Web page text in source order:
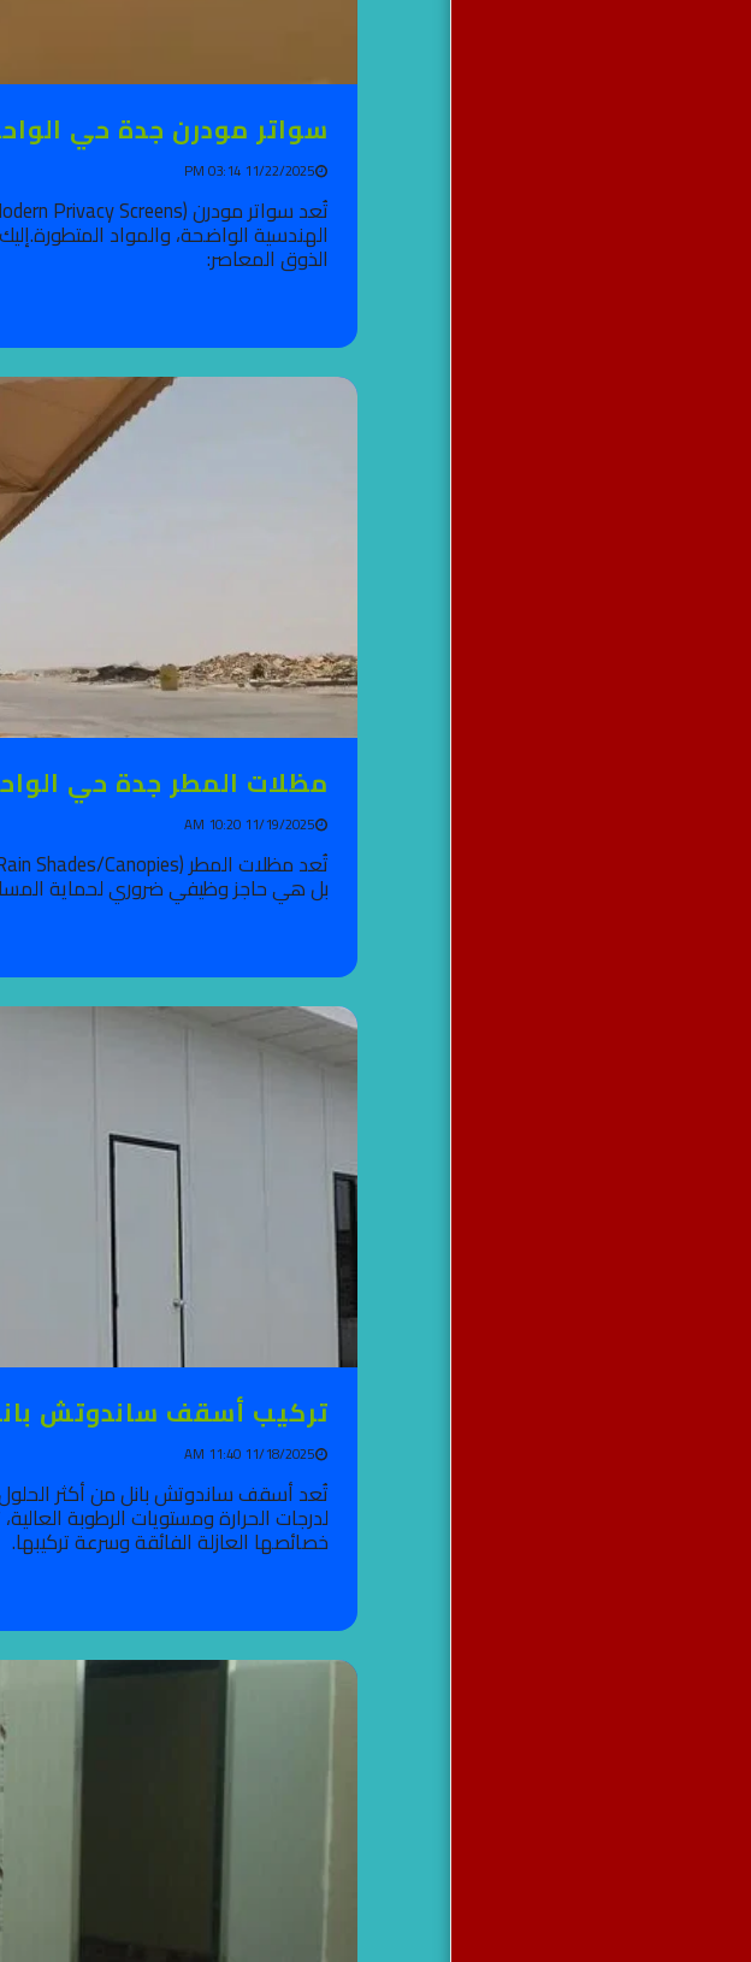
سواتر مودرن جدة حي الواحة :
11/22/2025 03:14 PM
الهندسية الواضحة، والمواد
الذوق المعاصر:
مظلات المطر جدة حي الواحة :
11/19/2025 10:20 AM
بل هي حاجز وظيفي ضروري لحماية
تركيب أسقف ساندوتش بانل
11/18/2025 11:40 AM
تُعد أسقف ساندوتش بانل من أكثر الحلول
لدرجات الحرارة ومستويات الرطوبة
خصائصها العازلة الفائقة وسرعة تركيبها.